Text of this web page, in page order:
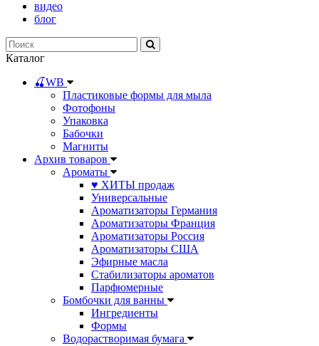
видео
блог
Каталог
🍒WB
Пластиковые формы для мыла
Фотофоны
Упаковка
Бабочки
Магниты
Архив товаров
Ароматы
♥ ХИТЫ продаж
Универсальные
Ароматизаторы Германия
Ароматизаторы Франция
Ароматизаторы Россия
Ароматизаторы США
Эфирные масла
Стабилизаторы ароматов
Парфюмерные
Бомбочки для ванны
Ингредиенты
Формы
Водорастворимая бумага